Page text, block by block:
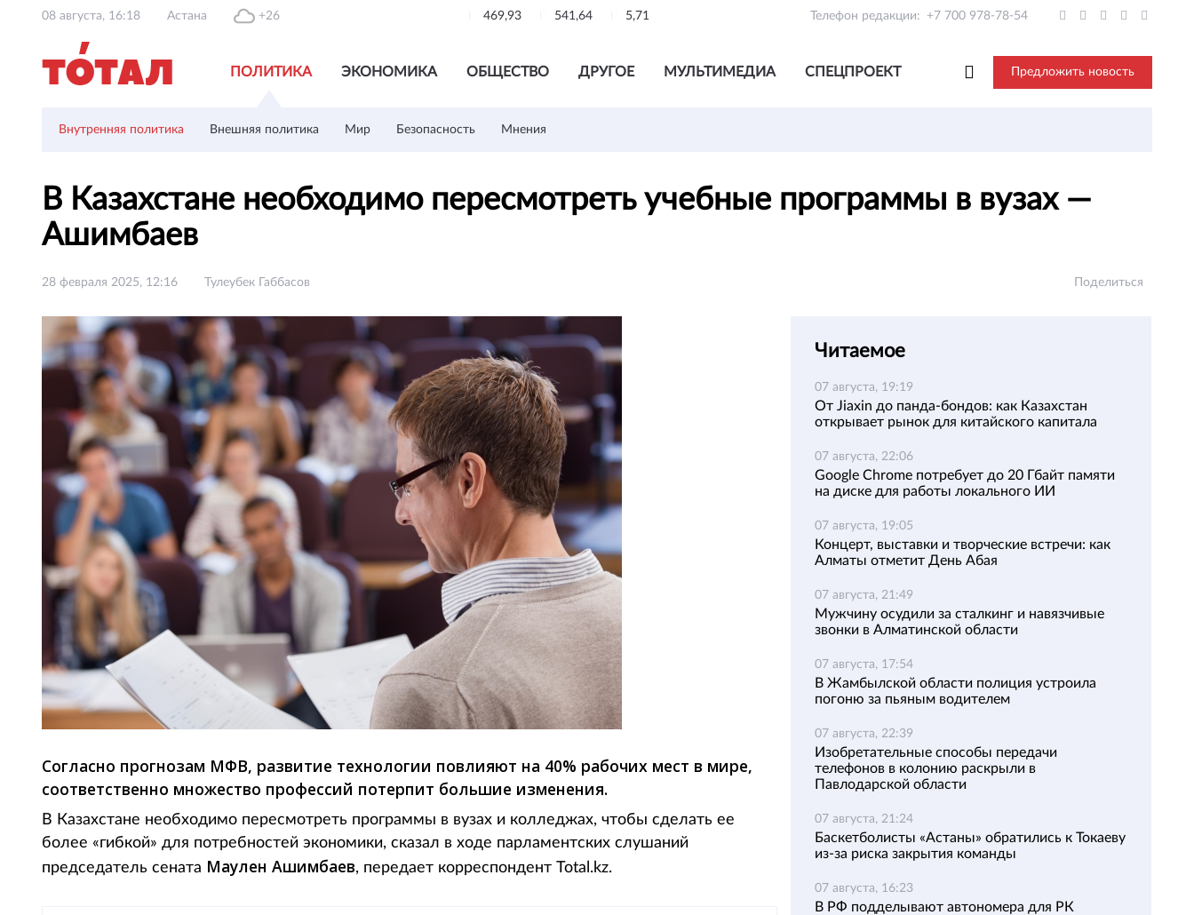
08 августа, 16:18 Астана +26 469,93 541,64 5,71 Телефон редакции: +7 700 978-78-54
ПОЛИТИКА ЭКОНОМИКА ОБЩЕСТВО ДРУГОЕ МУЛЬТИМЕДИА СПЕЦПРОЕКТ Предложить новость
Внутренняя политика Внешняя политика Мир Безопасность Мнения
В Казахстане необходимо пересмотреть учебные программы в вузах —
Ашимбаев
28 февраля 2025, 12:16 Тулеубек Габбасов Поделиться
Согласно прогнозам МФВ, развитие технологии повлияют на 40% рабочих мест в мире,
соответственно множество профессий потерпит большие изменения.
В Казахстане необходимо пересмотреть программы в вузах и колледжах, чтобы сделать ее
более «гибкой» для потребностей экономики, сказал в ходе парламентских слушаний
председатель сената Маулен Ашимбаев, передает корреспондент Total.kz.
Читаемое
07 августа, 19:19
От Jiaxin до панда-бондов: как Казахстан
открывает рынок для китайского капитала
07 августа, 22:06
Google Chrome потребует до 20 Гбайт памяти
на диске для работы локального ИИ
07 августа, 19:05
Концерт, выставки и творческие встречи: как
Алматы отметит День Абая
07 августа, 21:49
Мужчину осудили за сталкинг и навязчивые
звонки в Алматинской области
07 августа, 17:54
В Жамбылской области полиция устроила
погоню за пьяным водителем
07 августа, 22:39
Изобретательные способы передачи
телефонов в колонию раскрыли в
Павлодарской области
07 августа, 21:24
Баскетболисты «Астаны» обратились к Токаеву
из-за риска закрытия команды
07 августа, 16:23
В РФ подделывают автономера для РК